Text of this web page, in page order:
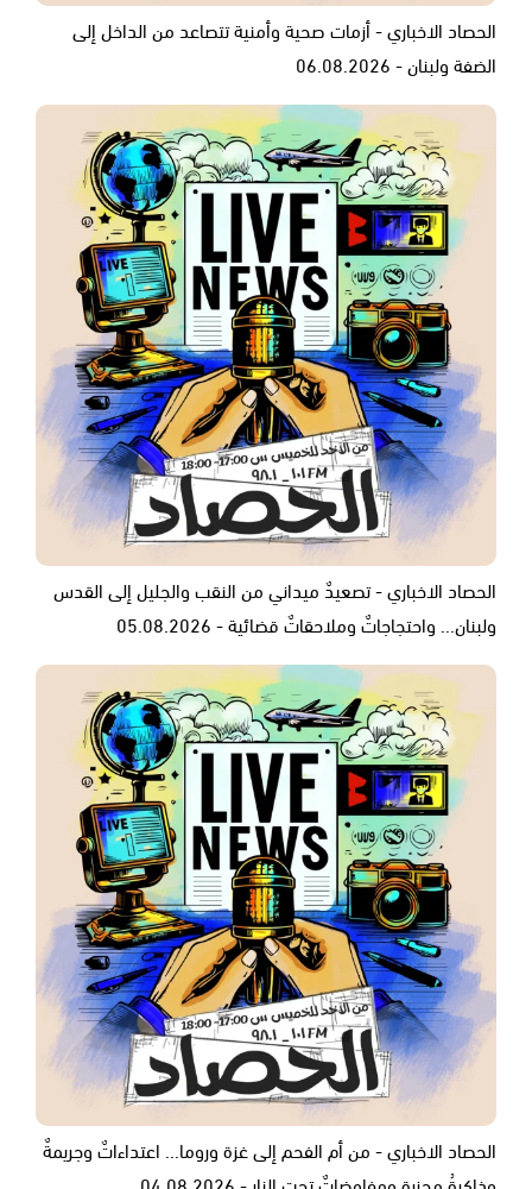
الحصاد الاخباري - أزمات صحية وأمنية تتصاعد من الداخل إلى
الضفة ولبنان - 06.08.2026
الحصاد الاخباري - تصعيدٌ ميداني من النقب والجليل إلى القدس
ولبنان... واحتجاجاتٌ وملاحقاتٌ قضائية - 05.08.2026
الحصاد الاخباري - من أم الفحم إلى غزة وروما... اعتداءاتٌ وجريمةٌ